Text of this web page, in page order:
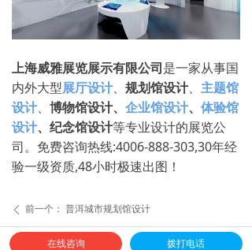
上海威雅展览展示有限公司是一家从事国
内外大型展厅设计、 规划馆设计、 主题馆
设计、 博物馆设计、 企业馆设计、 体验馆
设计、纪念馆设计等专业设计的展览公
司。免费咨询热线:4006-888-303,30年经
验一级资质,48小时极速出图！
ꄴ 前一个： 普洱城市规划馆设计
ꄲ 后一个：贵阳城市规划馆设计
在线咨询 拨打电话